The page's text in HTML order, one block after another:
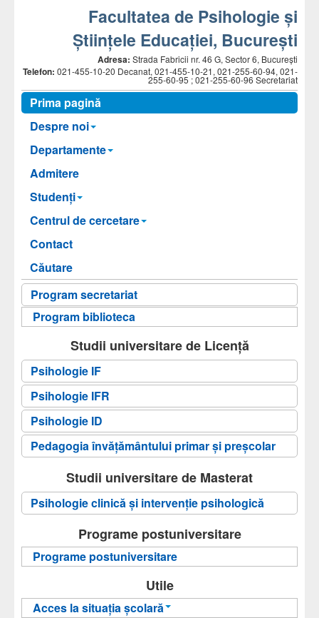
Facultatea de Psihologie și
Științele Educației, București
Adresa: Strada Fabricii nr. 46 G, Sector 6, București
Telefon: 021-455-10-20 Decanat, 021-455-10-21, 021-255-60-94, 021-
255-60-95 ; 021-255-60-96 Secretariat
Prima pagină
Despre noi
Departamente
Admitere
Studenți
Centrul de cercetare
Contact
Căutare
Program secretariat
Program biblioteca
Studii universitare de Licență
Psihologie IF
Psihologie IFR
Psihologie ID
Pedagogia învăţământului primar şi preşcolar
Studii universitare de Masterat
Psihologie clinică şi intervenţie psihologică
Programe postuniversitare
Programe postuniversitare
Utile
Acces la situația școlară